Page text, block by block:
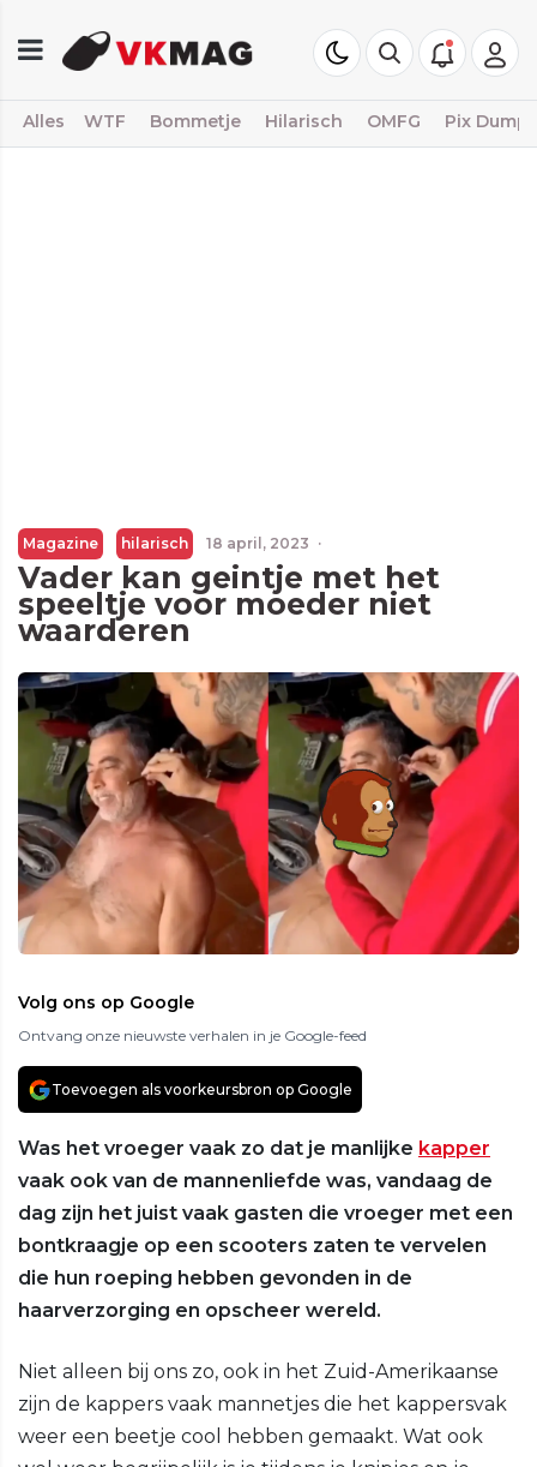
Alles WTF Bommetje Hilarisch OMFG Pix Dump
Magazine hilarisch 18 april, 2023 ·
Vader kan geintje met het
speeltje voor moeder niet
waarderen
Volg ons op Google
Ontvang onze nieuwste verhalen in je Google-feed
Toevoegen als voorkeursbron op Google
Was het vroeger vaak zo dat je manlijke kapper
vaak ook van de mannenliefde was, vandaag de
dag zijn het juist vaak gasten die vroeger met een
bontkraagje op een scooters zaten te vervelen
die hun roeping hebben gevonden in de
haarverzorging en opscheer wereld.
Niet alleen bij ons zo, ook in het Zuid-Amerikaanse
zijn de kappers vaak mannetjes die het kappersvak
weer een beetje cool hebben gemaakt. Wat ook